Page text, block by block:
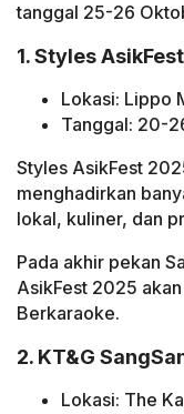
tanggal 25-26
1. Styles
Lokasi: Lippo
Tanggal: 20-
Styles AsikFest
menghadirkan
lokal, kuliner, dan
Pada akhir pekan
AsikFest 2025
Berkaraoke.
2. KT&G
Lokasi: The